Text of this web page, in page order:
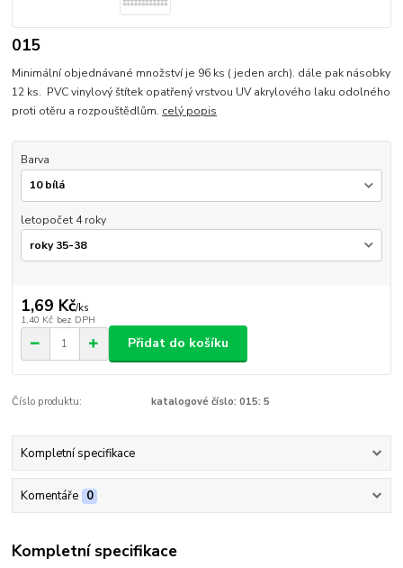
015
Minimální objednávané množství je 96 ks ( jeden arch). dále pak násobky
12 ks. PVC vinylový štítek opatřený vrstvou UV akrylového laku odolného
proti otěru a rozpouštědlům. celý popis
Barva
letopočet 4 roky
1,69 Kč/ks
1,40 Kč bez DPH
Přidat do košíku
Číslo produktu: katalogové číslo: 015: 5
Kompletní specifikace
Komentáře 0
Kompletní specifikace